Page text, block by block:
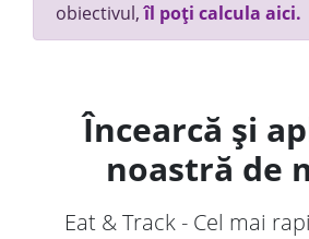
obiectivul,îl poți calcula aici.
Încearcă și
noastră de
Eat & Track - Cel mai